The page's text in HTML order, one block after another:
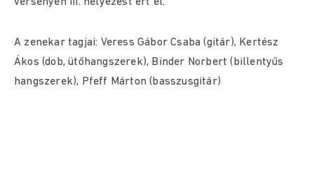
A zenekar tagjai: Veress Gábor Csaba (gitár), Kertész
Ákos (dob, ütőhangszerek), Binder Norbert (billentyűs
hangszerek), Pfeff Márton (basszusgitár)